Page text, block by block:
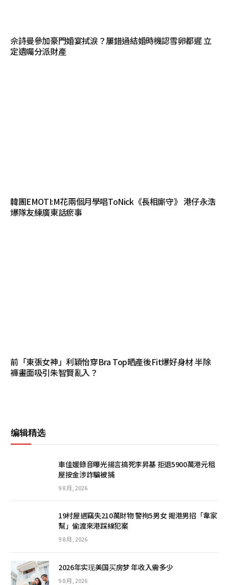
佘詩曼參加豪門婚宴拭淚？屢錯過結婚時機認雪卵都遲 立
定遺囑分派財產
韓團EMOTI:M花兩個月學唱ToNick《長相廝守》 港仔永浩
爆隊友練廣東話瘀事
前「東張女神」利穎怡穿Bra Top晒產後Fit爆好身材 半除
褲畫面吸引朱智賢亂入？
编辑精选
車佳媛錄音曝光揚言搞死李昇基 拒退5900萬港元租
屋按金涉詐騙被捕
9 8 月, 2026
19村屋遇竊失210萬財物 警拘5男女 揭港男招「韋家
幫」偷渡來港踩線犯案
9 8 月, 2026
2026年实现美国买房梦 年收入需多少
9 8 月, 2026